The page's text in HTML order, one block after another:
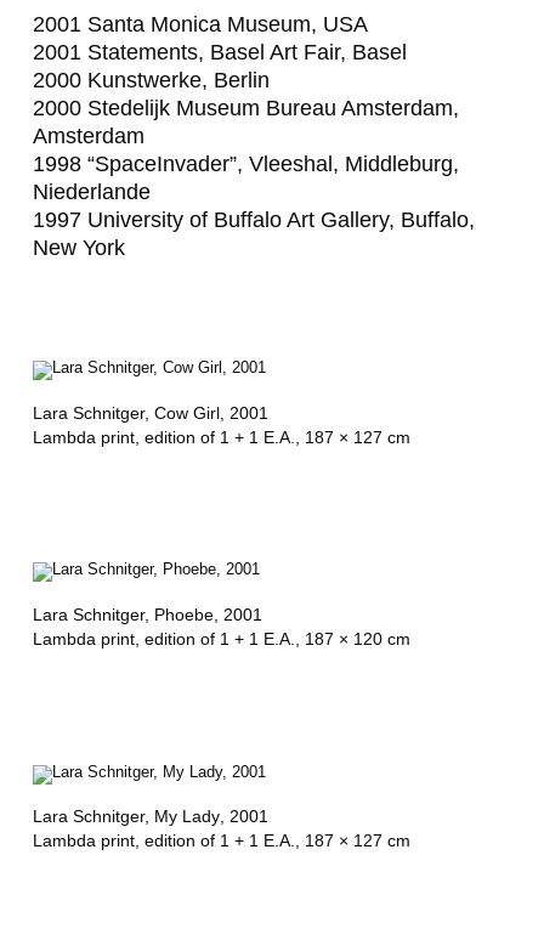
2001 Santa Monica Museum, USA
2001 Statements, Basel Art Fair, Basel
2000 Kunstwerke, Berlin
2000 Stedelijk Museum Bureau Amsterdam,
Amsterdam
1998 “SpaceInvader”, Vleeshal, Middleburg,
Niederlande
1997 University of Buffalo Art Gallery, Buffalo,
New York
Lara Schnitger, Cow Girl, 2001
Lambda print, edition of 1 + 1 E.A., 187 × 127 cm
Lara Schnitger, Phoebe, 2001
Lambda print, edition of 1 + 1 E.A., 187 × 120 cm
Lara Schnitger, My Lady, 2001
Lambda print, edition of 1 + 1 E.A., 187 × 127 cm